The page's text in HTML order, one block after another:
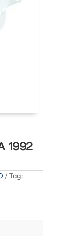
1992
Tag: